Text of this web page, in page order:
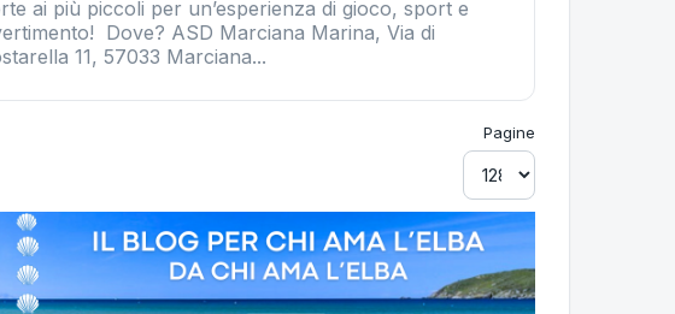
ai più piccoli per un’esperienza di gioco, sport e
Dove? ASD Marciana Marina, Via di
11, 57033 Marciana...
Pagine